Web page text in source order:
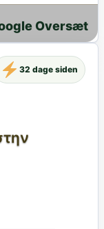
Oversæt
32 dage siden